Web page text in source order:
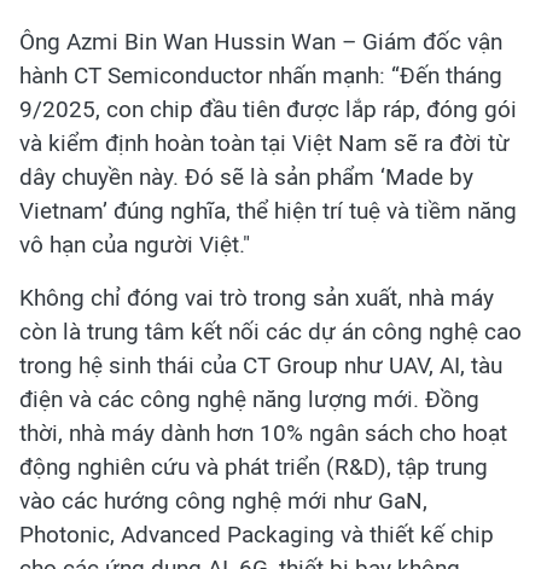
Ông Azmi Bin Wan Hussin Wan – Giám đốc vận
hành CT Semiconductor nhấn mạnh: “Đến tháng
9/2025, con chip đầu tiên được lắp ráp, đóng gói
và kiểm định hoàn toàn tại Việt Nam sẽ ra đời từ
dây chuyền này. Đó sẽ là sản phẩm ‘Made by
Vietnam’ đúng nghĩa, thể hiện trí tuệ và tiềm năng
vô hạn của người Việt."
Không chỉ đóng vai trò trong sản xuất, nhà máy
còn là trung tâm kết nối các dự án công nghệ cao
trong hệ sinh thái của CT Group như UAV, AI, tàu
điện và các công nghệ năng lượng mới. Đồng
thời, nhà máy dành hơn 10% ngân sách cho hoạt
động nghiên cứu và phát triển (R&D), tập trung
vào các hướng công nghệ mới như GaN,
Photonic, Advanced Packaging và thiết kế chip